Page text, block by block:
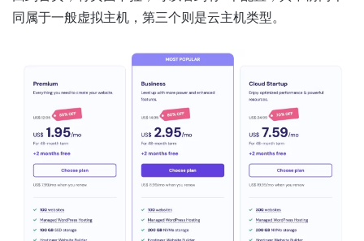
同属于一般虚拟主机，第三个则是云主机类型。